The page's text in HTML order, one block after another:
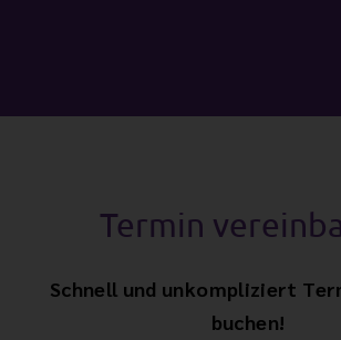
Termin
Schnell und unkompliziert
buchen!